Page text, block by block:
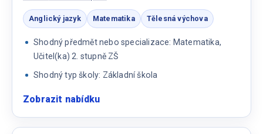
Anglický jazyk Matematika Tělesná výchova
Shodný předmět nebo specializace: Matematika,
Učitel(ka) 2. stupně ZŠ
Shodný typ školy: Základní škola
Zobrazit nabídku:
2.